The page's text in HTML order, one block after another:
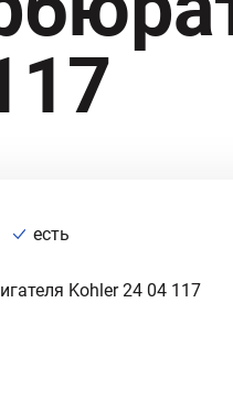
есть
Kohler 24 04 117